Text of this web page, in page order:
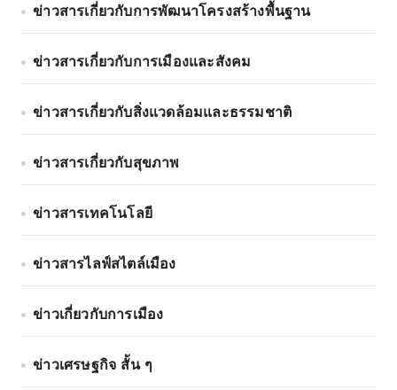
ข่าวสารเกี่ยวกับการพัฒนาโครงสร้างพื้นฐาน
ข่าวสารเกี่ยวกับการเมืองและสังคม
ข่าวสารเกี่ยวกับสิ่งแวดล้อมและธรรมชาติ
ข่าวสารเกี่ยวกับสุขภาพ
ข่าวสารเทคโนโลยี
ข่าวสารไลฟ์สไตล์เมือง
ข่าวเกี่ยวกับการเมือง
ข่าวเศรษฐกิจ สั้น ๆ